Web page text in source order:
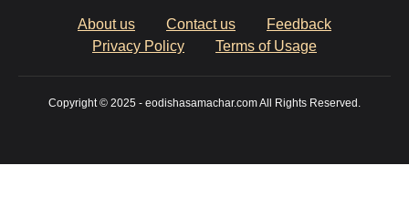
About us Contact us
Feedback
Privacy Policy
Terms of Usage
Copyright © 2025 - eodishasamachar.com All Rights Reserved.